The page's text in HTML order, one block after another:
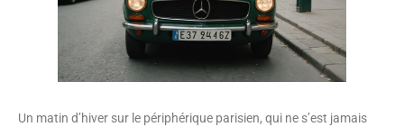
Un matin d’hiver sur le périphérique parisien, qui ne s’est jamais